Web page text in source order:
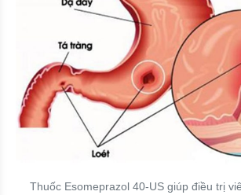
Thuốc Esomeprazol 40-US giúp điều trị